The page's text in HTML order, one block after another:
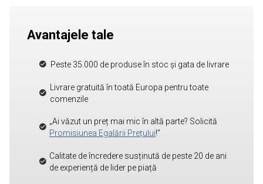
Avantajele tale
Peste 35.000 de produse în stoc și gata de livrare
Livrare gratuită în toată Europa pentru toate
comenzile
„Ai văzut un preț mai mic în altă parte? Solicită
Promisiunea Egalării Prețului!”
Calitate de încredere susținută de peste 20 de ani
de experiență de lider pe piață